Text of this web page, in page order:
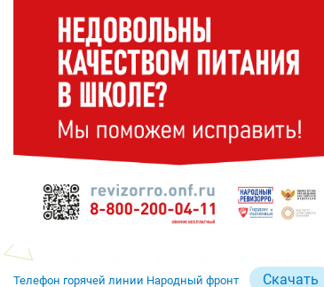
Телефон горячей линии Народный фронт Скачать